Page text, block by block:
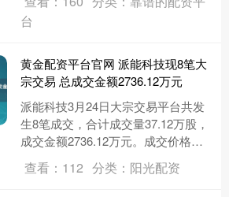
民生证券股份有限....
台
黄金配资平台官网 派能科技现8笔大
宗交易 总成交金额2736.12万元
派能科技3月24日大宗交易平台共发
生8笔成交，合计成交量37.12万股，
成交金额2736.12万元。成交价格均
9.22%。从参....
查看：112 分类：阳光配资